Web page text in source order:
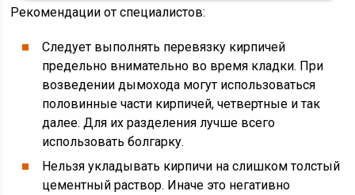
Рекомендации от специалистов:
Следует выполнять перевязку кирпичей
предельно внимательно во время кладки. При
возведении дымохода могут использоваться
половинные части кирпичей, четвертные и так
далее. Для их разделения лучше всего
использовать болгарку.
Нельзя укладывать кирпичи на слишком толстый
цементный раствор. Иначе это негативно